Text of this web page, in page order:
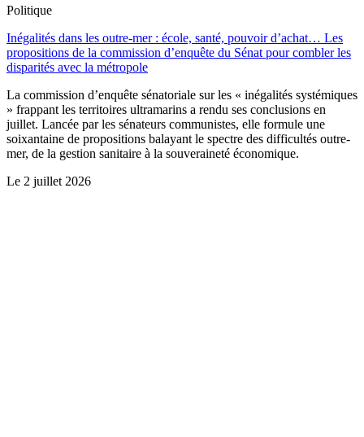
Politique
Inégalités dans les outre-mer : école, santé, pouvoir d’achat… Les
propositions de la commission d’enquête du Sénat pour combler les
disparités avec la métropole
La commission d’enquête sénatoriale sur les « inégalités systémiques
» frappant les territoires ultramarins a rendu ses conclusions en
juillet. Lancée par les sénateurs communistes, elle formule une
soixantaine de propositions balayant le spectre des difficultés outre-
mer, de la gestion sanitaire à la souveraineté économique.
Le 2 juillet 2026